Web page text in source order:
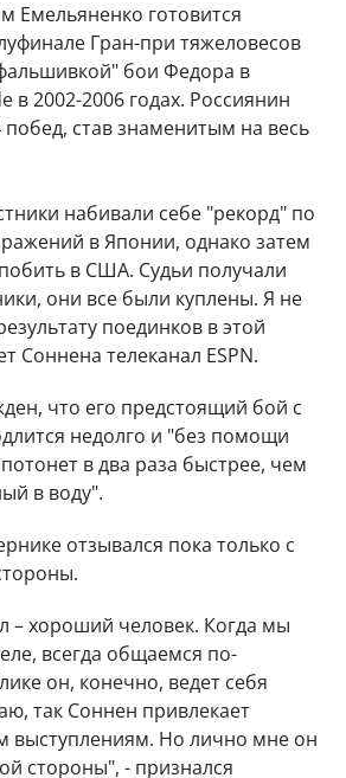
Емельяненко готовится
Гран-при тяжеловесов
бои Федора в
в 2002-2006 годах. Россиянин
побед, став знаменитым на весь
набивали себе "рекорд" по
в Японии, однако затем
в США. Судьи получали
они все были куплены. Я не
поединков в этой
Соннена телеканал ESPN.
что его предстоящий бой с
недолго и "без помощи
в два раза быстрее, чем
в воду".
отзывался пока только с
– хороший человек. Когда мы
всегда общаемся по-
он, конечно, ведет себя
так Соннен привлекает
выступлениям. Но лично мне он
стороны", - признался